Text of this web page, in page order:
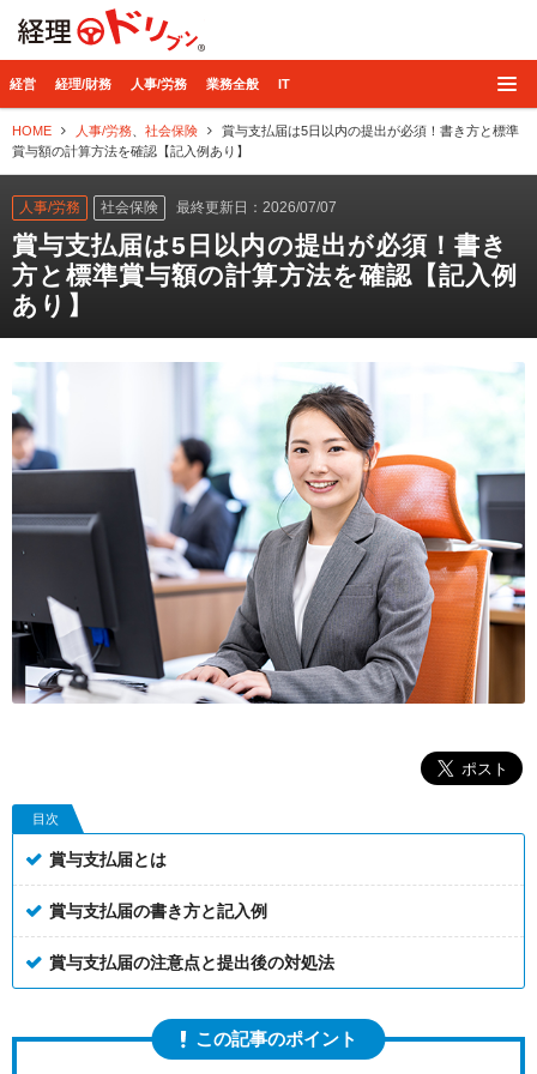
経営 経理/財務 人事/労務 業務全般 IT
HOME 人事/労務 社会保険
賞与支払届は5日以内の提出が必須！書き方と標準
賞与額の計算方法を確認【記入例あり】
人事/労務 社会保険 最終更新日：2026/07/07
賞与支払届は5日以内の提出が必須！書き
方と標準賞与額の計算方法を確認【記入例
あり】
目次
賞与支払届とは
賞与支払届の書き方と記入例
賞与支払届の注意点と提出後の対処法
この記事のポイント